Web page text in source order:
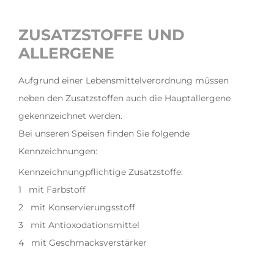
ZUSATZSTOFFE UND
ALLERGENE
Aufgrund einer Lebensmittelverordnung müssen
neben den Zusatzstoffen auch die Hauptallergene
gekennzeichnet werden.
Bei unseren Speisen finden Sie folgende
Kennzeichnungen:
Kennzeichnungpflichtige Zusatzstoffe:
1 mit Farbstoff
2 mit Konservierungsstoff
3 mit Antioxodationsmittel
4 mit Geschmacksverstärker